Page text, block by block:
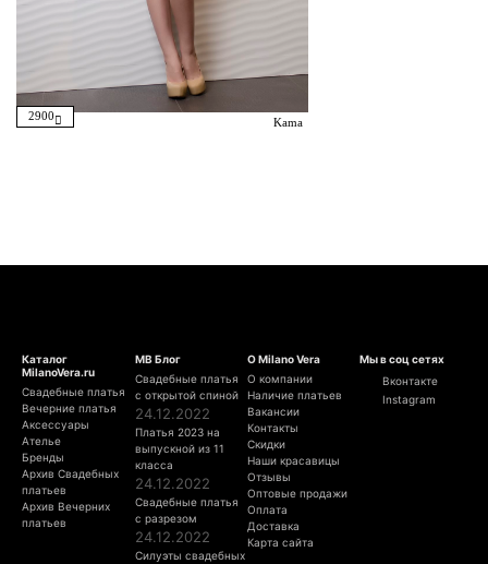
2900 Kama
Каталог
MilanoVera.ru
Свадебные платья
Вечерние платья
Аксессуары
Ателье
Бренды
Архив Свадебных
платьев
Архив Вечерних
платьев
МВ Блог
Свадебные платья
с открытой спиной
24.12.2022
Платья 2023 на
выпускной из 11
класса
24.12.2022
Свадебные платья
с разрезом
24.12.2022
Силуэты свадебных
О Milano Vera
О компании
Наличие платьев
Вакансии
Контакты
Скидки
Наши красавицы
Отзывы
Оптовые продажи
Оплата
Доставка
Карта сайта
Мы в соц сетях
Вконтакте
Instagram